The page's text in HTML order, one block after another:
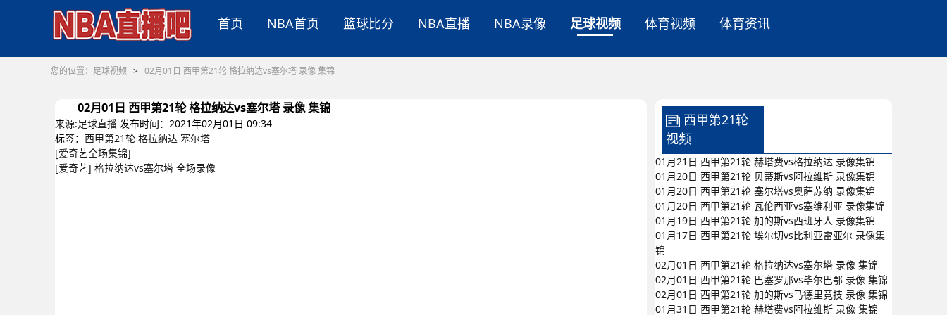
首页 NBA首页 篮球比分 NBA直播 NBA录像 足球视频 体育视频 体育资讯
您的位置： 足球视频 > 02月01日 西甲第21轮 格拉纳达vs塞尔塔 录像 集锦
02月01日 西甲第21轮 格拉纳达vs塞尔塔 录像 集锦
来源:足球直播 发布时间：2021年02月01日 09:34
标签： 西甲第21轮 格拉纳达 塞尔塔
[爱奇艺全场集锦]
[爱奇艺] 格拉纳达vs塞尔塔 全场录像
西甲第21轮
视频
01月21日 西甲第21轮 赫塔费vs格拉纳达 录像集锦
01月20日 西甲第21轮 贝蒂斯vs阿拉维斯 录像集锦
01月20日 西甲第21轮 塞尔塔vs奥萨苏纳 录像集锦
01月20日 西甲第21轮 瓦伦西亚vs塞维利亚 录像集锦
01月19日 西甲第21轮 加的斯vs西班牙人 录像集锦
01月17日 西甲第21轮 埃尔切vs比利亚雷亚尔 录像集
锦
02月01日 西甲第21轮 格拉纳达vs塞尔塔 录像 集锦
02月01日 西甲第21轮 巴塞罗那vs毕尔巴鄂 录像 集锦
02月01日 西甲第21轮 加的斯vs马德里竞技 录像 集锦
01月31日 西甲第21轮 赫塔费vs阿拉维斯 录像 集锦